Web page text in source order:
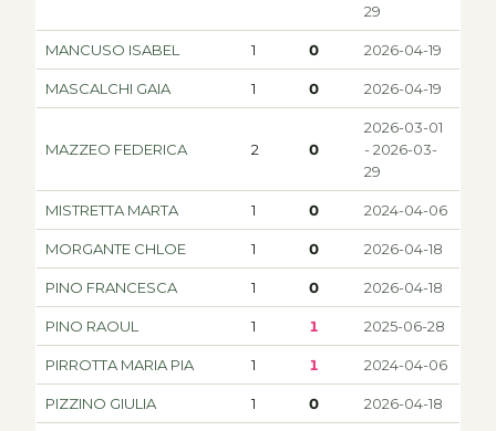
29
MANCUSO ISABEL 1 0 2026-04-19
MASCALCHI GAIA 1 0 2026-04-19
MAZZEO FEDERICA 2 0
2026-03-01
- 2026-03-
29
MISTRETTA MARTA 1 0 2024-04-06
MORGANTE CHLOE 1 0 2026-04-18
PINO FRANCESCA 1 0 2026-04-18
PINO RAOUL 1 1 2025-06-28
PIRROTTA MARIA PIA 1 1 2024-04-06
PIZZINO GIULIA 1 0 2026-04-18